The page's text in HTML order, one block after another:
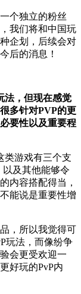
个独立的粉丝
我们将和中国玩
企划，后续会对
后的消息！
法，但现在感觉
多针对PVP的更
要性以及重要程
类游戏有三个支
以及其他能够令
内容搭配得当，
能说是重要性增
，所以我觉得可
玩法，而像纷争
会更受欢迎一
好玩的PvP内